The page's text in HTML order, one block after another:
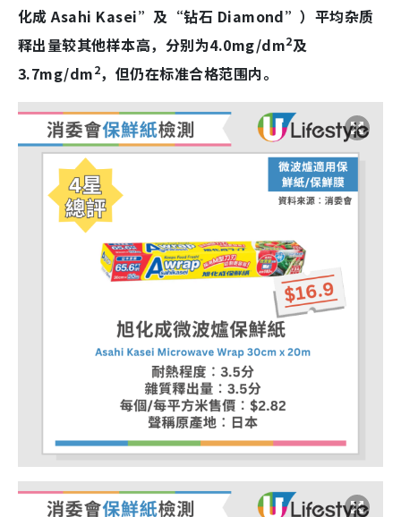
化成 Asahi Kasei”及“钻石 Diamond”）平均杂质
释出量较其他样本高，分别为4.0mg/dm2及
3.7mg/dm2，但仍在标准合格范围内。